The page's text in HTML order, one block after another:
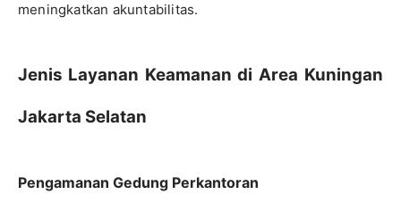
meningkatkan akuntabilitas.
Jenis Layanan Keamanan di Area Kuningan
Jakarta Selatan
Pengamanan Gedung Perkantoran